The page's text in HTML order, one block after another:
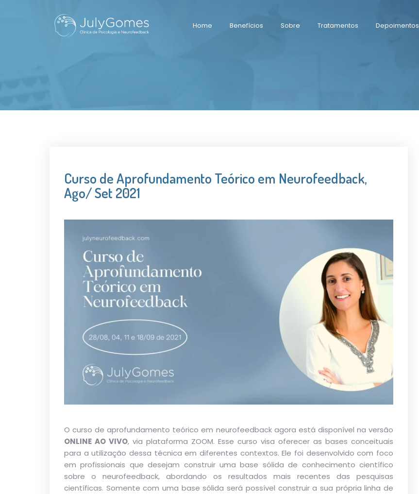
Home Benefícios Sobre Tratamentos Depoimentos
Curso de Aprofundamento Teórico em Neurofeedback,
Ago/ Set 2021
O curso de aprofundamento teórico em neurofeedback agora está disponível na versão
ONLINE AO VIVO, via plataforma ZOOM. Esse curso visa oferecer as bases conceituais
para a utilização dessa técnica em diferentes contextos. Ele foi desenvolvido com foco
em profissionais que desejam construir uma base sólida de conhecimento científico
sobre o neurofeedback, abordando os resultados mais recentes das pesquisas
científicas. Somente com uma base sólida será possível construir a sua própria linha de